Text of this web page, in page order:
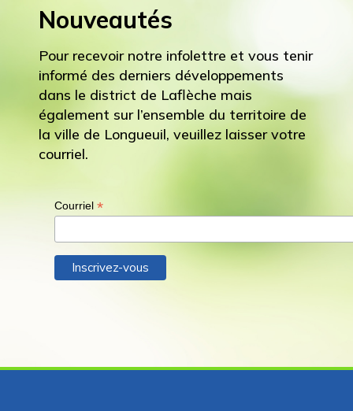
Nouveautés
Pour recevoir notre infolettre et vous tenir
informé des derniers développements
dans le district de Laflèche mais
également sur l’ensemble du territoire de
la ville de Longueuil, veuillez laisser votre
courriel.
Courriel*